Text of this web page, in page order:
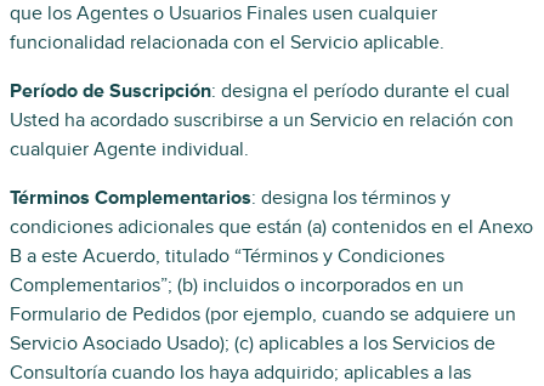
que los Agentes o Usuarios Finales usen cualquier
funcionalidad relacionada con el Servicio aplicable.
Período de Suscripción: designa el período durante el cual
Usted ha acordado suscribirse a un Servicio en relación con
cualquier Agente individual.
Términos Complementarios: designa los términos y
condiciones adicionales que están (a) contenidos en el Anexo
B a este Acuerdo, titulado “Términos y Condiciones
Complementarios”; (b) incluidos o incorporados en un
Formulario de Pedidos (por ejemplo, cuando se adquiere un
Servicio Asociado Usado); (c) aplicables a los Servicios de
Consultoría cuando los haya adquirido; aplicables a las